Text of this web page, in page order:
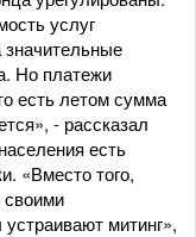
услуг
Но платежи
есть летом сумма
- рассказал
есть
«Вместо того,
своими
митинг»,